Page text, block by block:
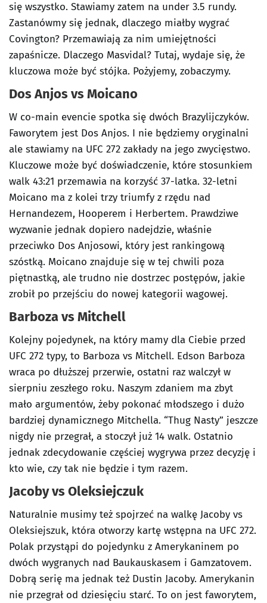
się wszystko. Stawiamy zatem na under 3.5 rundy.
Zastanówmy się jednak, dlaczego miałby wygrać
Covington? Przemawiają za nim umiejętności
zapaśnicze. Dlaczego Masvidal? Tutaj, wydaje się, że
kluczowa może być stójka. Pożyjemy, zobaczymy.
Dos Anjos vs Moicano
W co-main evencie spotka się dwóch Brazylijczyków.
Faworytem jest Dos Anjos. I nie będziemy oryginalni
ale stawiamy na UFC 272 zakłady na jego zwycięstwo.
Kluczowe może być doświadczenie, które stosunkiem
walk 43:21 przemawia na korzyść 37-latka. 32-letni
Moicano ma z kolei trzy triumfy z rzędu nad
Hernandezem, Hooperem i Herbertem. Prawdziwe
wyzwanie jednak dopiero nadejdzie, właśnie
przeciwko Dos Anjosowi, który jest rankingową
szóstką. Moicano znajduje się w tej chwili poza
piętnastką, ale trudno nie dostrzec postępów, jakie
zrobił po przejściu do nowej kategorii wagowej.
Barboza vs Mitchell
Kolejny pojedynek, na który mamy dla Ciebie przed
UFC 272 typy, to Barboza vs Mitchell. Edson Barboza
wraca po dłuższej przerwie, ostatni raz walczył w
sierpniu zeszłego roku. Naszym zdaniem ma zbyt
mało argumentów, żeby pokonać młodszego i dużo
bardziej dynamicznego Mitchella. “Thug Nasty” jeszcze
nigdy nie przegrał, a stoczył już 14 walk. Ostatnio
jednak zdecydowanie częściej wygrywa przez decyzję i
kto wie, czy tak nie będzie i tym razem.
Jacoby vs Oleksiejczuk
Naturalnie musimy też spojrzeć na walkę Jacoby vs
Oleksiejszuk, która otworzy kartę wstępna na UFC 272.
Polak przystąpi do pojedynku z Amerykaninem po
dwóch wygranych nad Baukauskasem i Gamzatovem.
Dobrą serię ma jednak też Dustin Jacoby. Amerykanin
nie przegrał od dziesięciu starć. To on jest faworytem,